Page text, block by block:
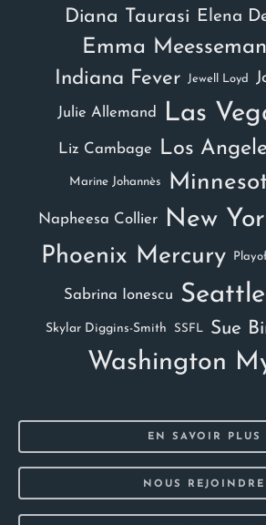
Diana Taurasi Elena
Emma Meesseman
Indiana Fever Jewell Loyd
Julie Allemand Las
Liz Cambage Los
Marine Johannès
Napheesa Collier New
Phoenix Mercury
Sabrina Ionescu
Skylar Diggins-Smith SSFL Sue
Washington
EN SAVOIR PLUS
NOUS REJOINDRE